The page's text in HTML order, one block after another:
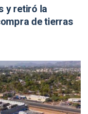
y retiró la
de tierras